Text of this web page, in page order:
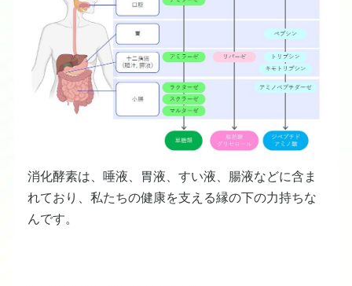
消化酵素は、唾液、胃液、すい液、腸液などに含ま
れており、私たちの健康を支える縁の下の力持ちな
んです。